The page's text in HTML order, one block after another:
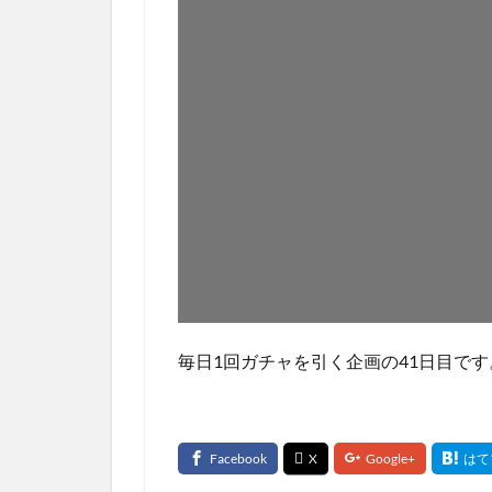
毎日1回ガチャを引く企画の41日目で